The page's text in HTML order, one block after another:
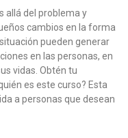
allá del problema y
cambios en la forma
pueden generar
en las personas, en
vidas. Obtén tu
es este curso? Esta
a personas que desean